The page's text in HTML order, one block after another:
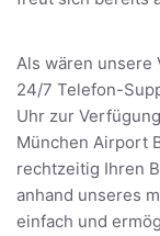
Als wären unsere
24/7 Telefon-
Uhr zur
München Airport
rechtzeitig Ihren
anhand unseres
einfach und